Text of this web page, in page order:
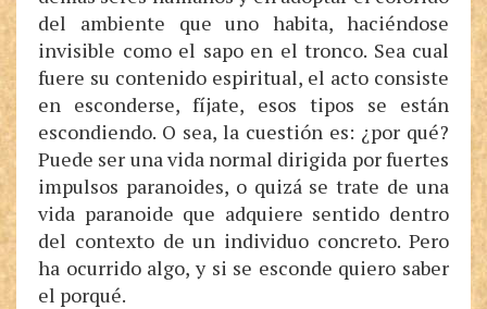
del ambiente que uno habita, haciéndose
invisible como el sapo en el tronco. Sea cual
fuere su contenido espiritual, el acto consiste
en esconderse, fíjate, esos tipos se están
escondiendo. O sea, la cuestión es: ¿por qué?
Puede ser una vida normal dirigida por fuertes
impulsos paranoides, o quizá se trate de una
vida paranoide que adquiere sentido dentro
del contexto de un individuo concreto. Pero
ha ocurrido algo, y si se esconde quiero saber
el porqué.